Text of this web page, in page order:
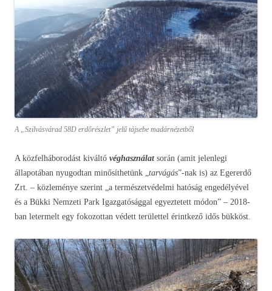
A „Szilvásvárad 58D erdőrészlet” jelű tájsebe madárnézetből
A közfelháborodást kiváltó véghasználat során (amit jelenlegi
állapotában nyugodtan minősíthetünk „ tarvágás”-nak is) az Egererdő
Zrt. – közleménye szerint „a természetvédelmi hatóság engedélyével
és a Bükki Nemzeti Park Igazgatósággal egyeztetett módon” – 2018-
ban letermelt egy fokozottan védett területtel érintkező idős bükköst.